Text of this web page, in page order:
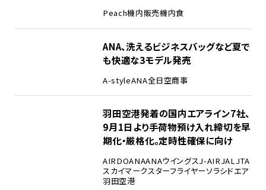
Peach機内販売機内食
ANA、洗えるビジネスバッグなど夏で
も快適な3モデル発売
A-styleANA全日空商事
羽田空港発着の国内エアライン7社、
9月1日より手荷物預け入れ締切を早
期化・厳格化。定時性確保に向け
AIRDOANAANAウイングスJ-AIRJALJTA
スカイマークスターフライヤーソラシドエア
羽田空港